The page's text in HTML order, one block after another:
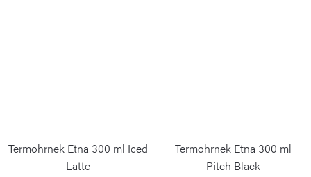
Termohrnek Etna 300 ml Iced
Latte
Termohrnek Etna 300 ml
Pitch Black